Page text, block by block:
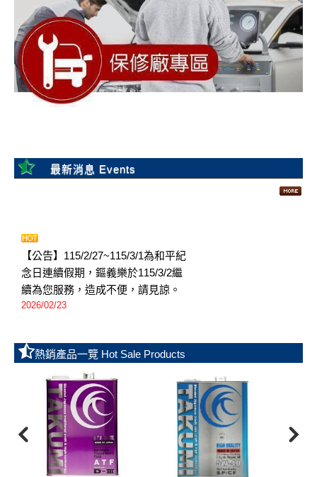
【公告】115/2/27~115/3/1為和平紀
念日連續假期，鏂義樂於115/3/2繼
續為您服務，造成不便，請見諒。
2026/02/23
貨至2/13，鏂義樂春節假期為
2/14~2/22，2/23正式開工
2026/02/11
【公告】115/1/1為元旦假期，鏂義
樂於115/1/2繼續為您服務，造成不
便，請見諒。